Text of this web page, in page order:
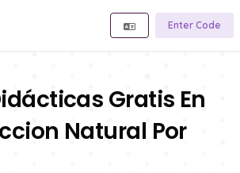
Enter Code
Gratis En
Natural Por